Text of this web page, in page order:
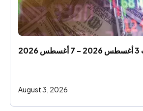
August 3, 2026